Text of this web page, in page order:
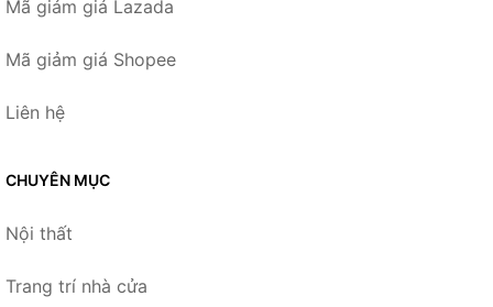
Mã giảm giá Lazada
Mã giảm giá Shopee
Liên hệ
CHUYÊN MỤC
Nội thất
Trang trí nhà cửa